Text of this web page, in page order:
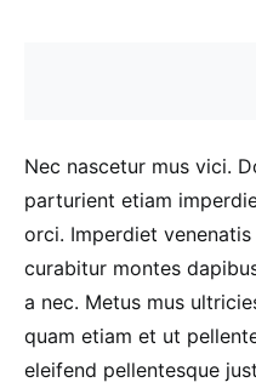
Nec nascetur mus vici.
parturient etiam
orci. Imperdiet
curabitur montes
a nec. Metus mus
quam etiam et ut
eleifend pellentesque